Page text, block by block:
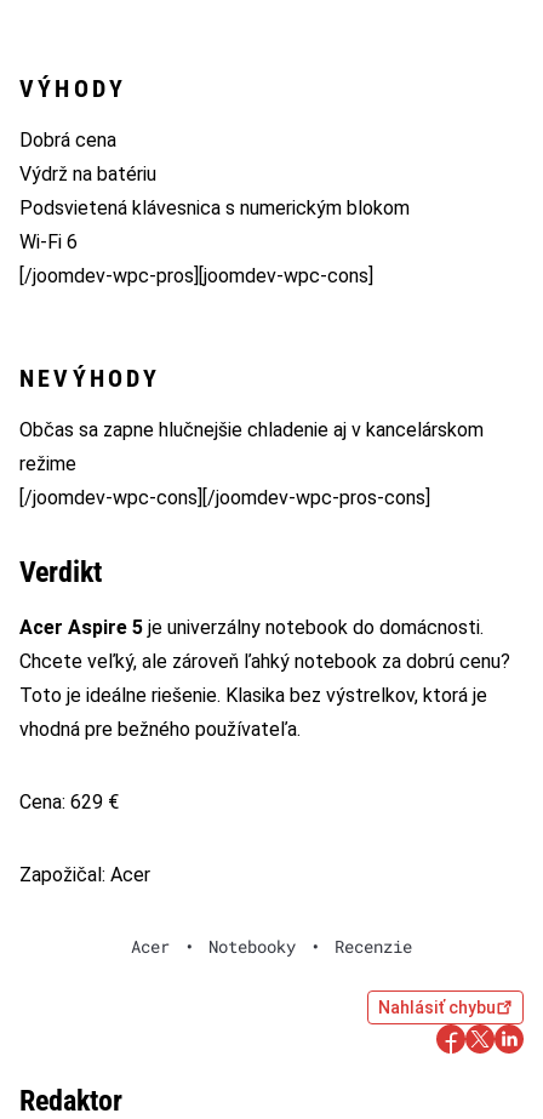
VÝHODY
Dobrá cena
Výdrž na batériu
Podsvietená klávesnica s numerickým blokom
Wi-Fi 6
[/joomdev-wpc-pros][joomdev-wpc-cons]
NEVÝHODY
Občas sa zapne hlučnejšie chladenie aj v kancelárskom
režime
[/joomdev-wpc-cons][/joomdev-wpc-pros-cons]
Verdikt
Acer Aspire 5 je univerzálny notebook do domácnosti.
Chcete veľký, ale zároveň ľahký notebook za dobrú cenu?
Toto je ideálne riešenie. Klasika bez výstrelkov, ktorá je
vhodná pre bežného používateľa.
Cena: 629 €
Zapožičal: Acer
Acer • Notebooky • Recenzie
Nahlásiť chybu
Redaktor